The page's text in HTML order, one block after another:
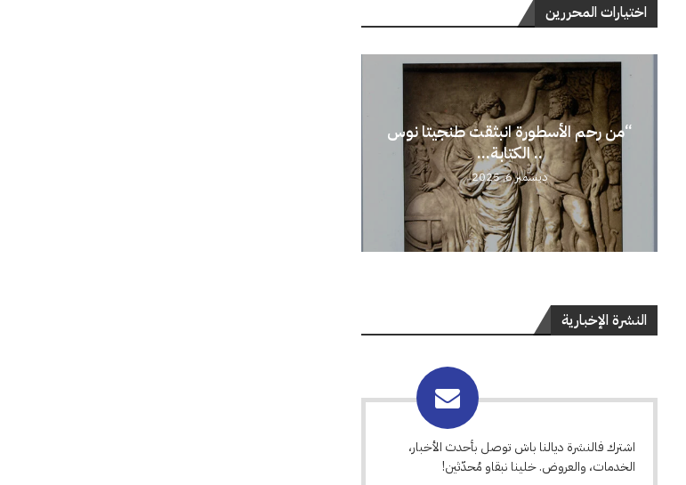
اختيارات المحررين
“من رحم الأسطورة انبثقت طنجيتا نوس
.. الكتابة...
ديسمبر 6, 2025
النشرة الإخبارية
اشترك فالنشرة ديالنا باش توصل بأحدث الأخبار،
الخدمات، والعروض. خلينا نبقاو مُحدّثين!